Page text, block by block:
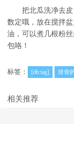
把北瓜洗净去
数定哦，放在搅拌
油，可以煮几根粉
包咯！
标签： [db:tag] 排骨
相关推荐